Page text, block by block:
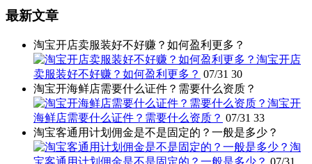
最新文章
淘宝开店卖服装好不好赚？如何盈利更多？
淘宝开店
卖服装好不好赚？如何盈利更多？ 07/31 30
淘宝开海鲜店需要什么证件？需要什么资质？
淘宝开
海鲜店需要什么证件？需要什么资质？ 07/31 33
淘宝客通用计划佣金是不是固定的？一般是多少？
淘
宝客通用计划佣金是不是固定的？一般是多少？ 07/31